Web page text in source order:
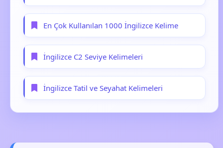
En Çok Kullanılan 1000 İngilizce Kelime
İngilizce C2 Seviye Kelimeleri
İngilizce Tatil ve Seyahat Kelimeleri